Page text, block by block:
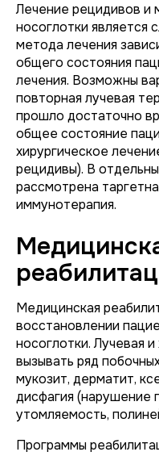
Лечение рецидивов и
носоглотки является
метода лечения
общего состояния
лечения. Возможны
повторная лучевая
прошло достаточно
общее состояние
хирургическое
рецидивы). В
рассмотрена
иммунотерапия.
Медицинская
восстановлении
носоглотки. Лучевая
вызывать ряд
мукозит, дерматит,
дисфагия (нарушение
утомляемость,
Программы